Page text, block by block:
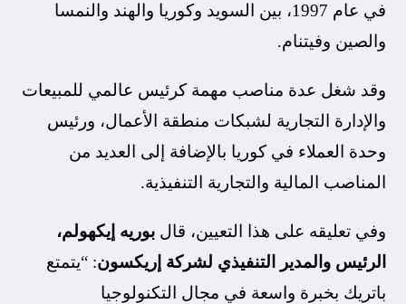
في عام 1997، بين السويد وكوريا والهند والنمسا
والصين وفيتنام.
وقد شغل عدة مناصب مهمة كرئيس عالمي للمبيعات
والإدارة التجارية لشبكات منطقة الأعمال، ورئيس
وحدة العملاء في كوريا بالإضافة إلى العديد من
المناصب المالية والتجارية التنفيذية.
وفي تعليقه على هذا التعيين، قالبوريه إيكهولم،
الرئيس والمدير التنفيذي لشركة إريكسون: “يتمتع
باتريك بخبرة واسعة في مجال التكنولوجيا